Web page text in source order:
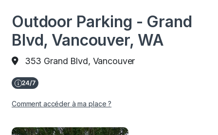
Outdoor Parking - Grand
Blvd, Vancouver, WA
353 Grand Blvd, Vancouver
Comment accéder à ma place ?